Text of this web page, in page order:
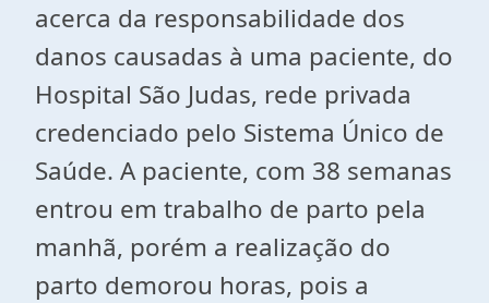
acerca da responsabilidade dos
danos causadas à uma paciente, do
Hospital São Judas, rede privada
credenciado pelo Sistema Único de
Saúde. A paciente, com 38 semanas
entrou em trabalho de parto pela
manhã, porém a realização do
parto demorou horas, pois a